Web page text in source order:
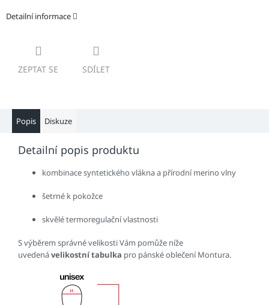
Detailní informace
ZEPTAT SE SDÍLET
Popis Diskuze
Detailní popis produktu
kombinace syntetického vlákna a přírodní merino vlny
šetrné k pokožce
skvělé termoregulační vlastnosti
S výběrem správné velikosti Vám pomůže níže
uvedenávelikostní tabulka pro pánské oblečení Montura.